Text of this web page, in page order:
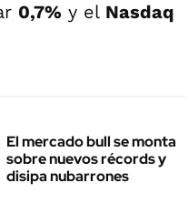
0,7% y el Nasdaq
El mercado bull se monta
sobre nuevos récords y
disipa nubarrones